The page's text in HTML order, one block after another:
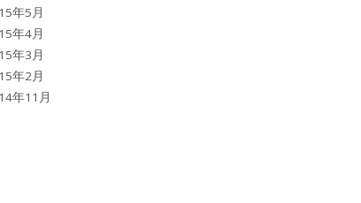
年5月
年4月
年3月
年2月
年11月